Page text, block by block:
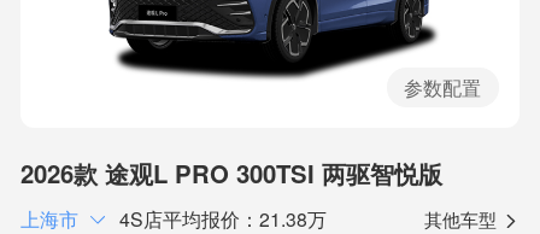
参数配置
2026款 途观L PRO 300TSI 两驱智悦版
上海市 4S店平均报价：21.38万 其他车型